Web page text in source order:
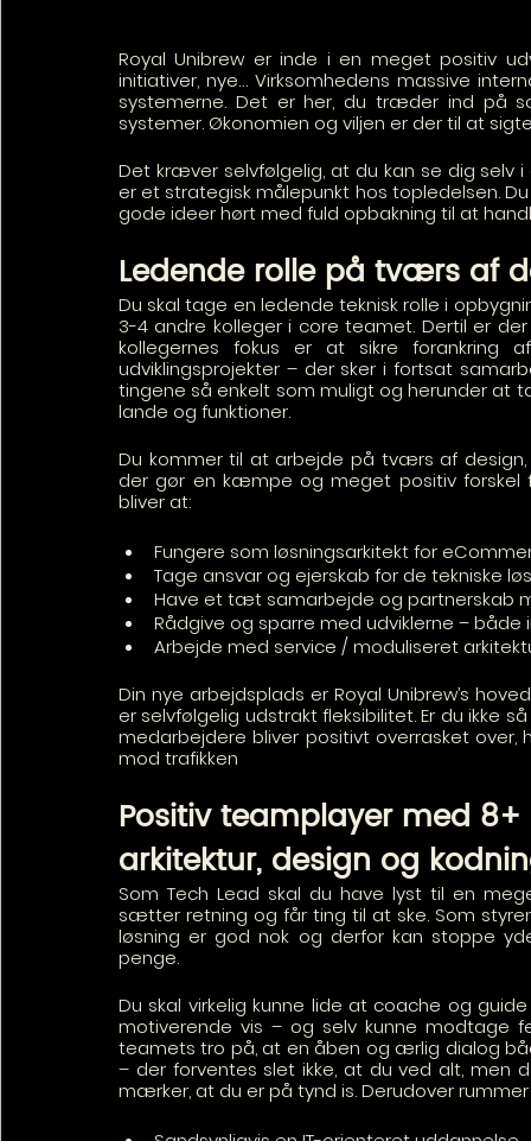
Royal Unibrew er inde i en meget positiv
initiativer, nye… Virksomhedens massive
systemerne. Det er her, du træder ind på
systemer. Økonomien og viljen er der til at
Det kræver selvfølgelig, at du kan se dig selv
er et strategisk målepunkt hos topledelsen.
gode ideer hørt med fuld opbakning til at
Ledende rolle på tværs af
Du skal tage en ledende teknisk rolle i
3-4 andre kolleger i core teamet. Dertil er
kollegernes fokus er at sikre forankring
udviklingsprojekter – der sker i fortsat
tingene så enkelt som muligt og herunder at
lande og funktioner.
Du kommer til at arbejde på tværs af design,
der gør en kæmpe og meget positiv forskel
bliver at:
Fungere som løsningsarkitekt for
Tage ansvar og ejerskab for de tekniske
Have et tæt samarbejde og partnerskab
Rådgive og sparre med udviklerne –
Arbejde med service / moduliseret
Din nye arbejdsplads er Royal Unibrew’s
er selvfølgelig udstrakt fleksibilitet. Er du ikke
medarbejdere bliver positivt overrasket
mod trafikken
Positiv teamplayer med
arkitektur, design og
Som Tech Lead skal du have lyst til en
sætter retning og får ting til at ske. Som
løsning er god nok og derfor kan stoppe
penge.
Du skal virkelig kunne lide at coache og
motiverende vis – og selv kunne modtage
teamets tro på, at en åben og ærlig dialog
– der forventes slet ikke, at du ved alt, men
mærker, at du er på tynd is. Derudover rummer